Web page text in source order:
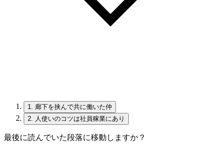
1.
廊下を挟んで共に働いた仲
2.
人使いのコツは社員稼業にあり
最後に読んでいた段落に移動しますか？